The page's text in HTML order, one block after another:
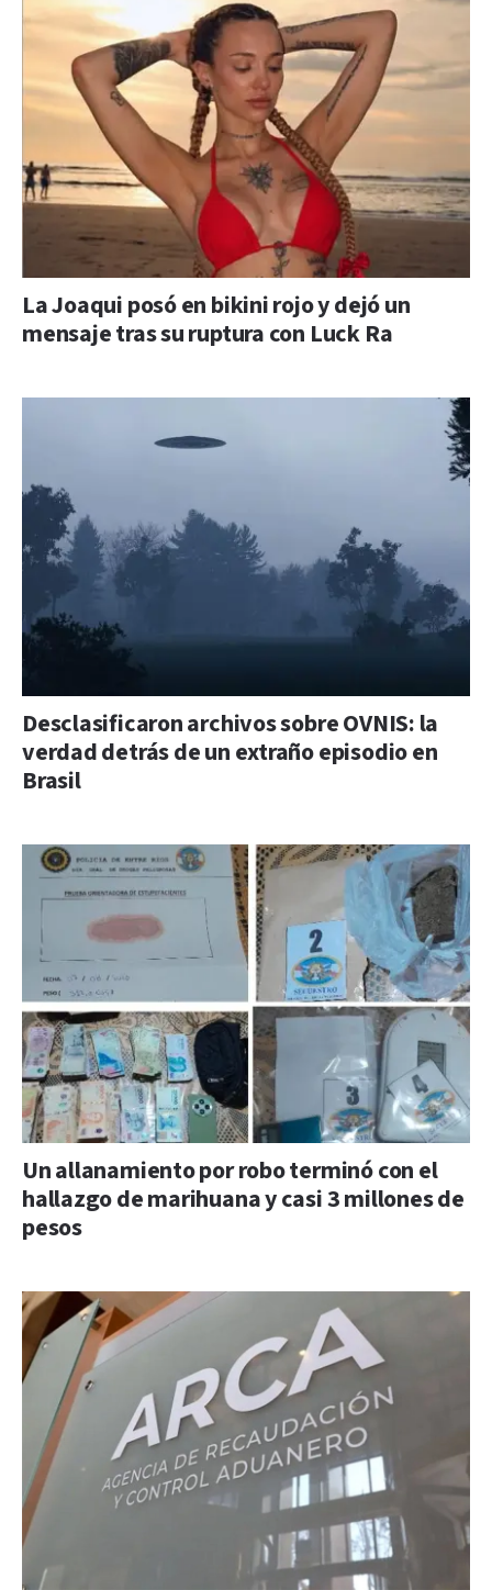
La Joaqui posó en bikini rojo y dejó un
mensaje tras su ruptura con Luck Ra
Desclasificaron archivos sobre OVNIS: la
verdad detrás de un extraño episodio en
Brasil
Un allanamiento por robo terminó con el
hallazgo de marihuana y casi 3 millones de
pesos